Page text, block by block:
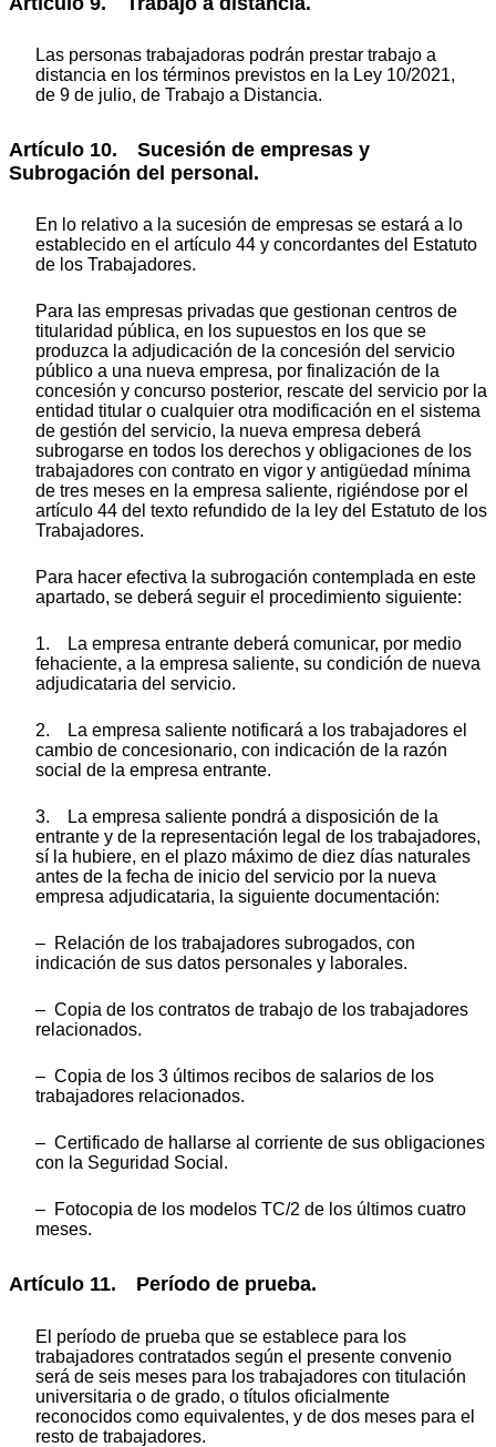
Las personas trabajadoras podrán prestar trabajo a
distancia en los términos previstos en la Ley 10/2021,
de 9 de julio, de Trabajo a Distancia.
Artículo 10. Sucesión de empresas y
Subrogación del personal.
En lo relativo a la sucesión de empresas se estará a lo
establecido en el artículo 44 y concordantes del Estatuto
de los Trabajadores.
Para las empresas privadas que gestionan centros de
titularidad pública, en los supuestos en los que se
produzca la adjudicación de la concesión del servicio
público a una nueva empresa, por finalización de la
concesión y concurso posterior, rescate del servicio por la
entidad titular o cualquier otra modificación en el sistema
de gestión del servicio, la nueva empresa deberá
subrogarse en todos los derechos y obligaciones de los
trabajadores con contrato en vigor y antigüedad mínima
de tres meses en la empresa saliente, rigiéndose por el
artículo 44 del texto refundido de la ley del Estatuto de los
Trabajadores.
Para hacer efectiva la subrogación contemplada en este
apartado, se deberá seguir el procedimiento siguiente:
1. La empresa entrante deberá comunicar, por medio
fehaciente, a la empresa saliente, su condición de nueva
adjudicataria del servicio.
2. La empresa saliente notificará a los trabajadores el
cambio de concesionario, con indicación de la razón
social de la empresa entrante.
3. La empresa saliente pondrá a disposición de la
entrante y de la representación legal de los trabajadores,
sí la hubiere, en el plazo máximo de diez días naturales
antes de la fecha de inicio del servicio por la nueva
empresa adjudicataria, la siguiente documentación:
– Relación de los trabajadores subrogados, con
indicación de sus datos personales y laborales.
– Copia de los contratos de trabajo de los trabajadores
relacionados.
– Copia de los 3 últimos recibos de salarios de los
trabajadores relacionados.
– Certificado de hallarse al corriente de sus obligaciones
con la Seguridad Social.
– Fotocopia de los modelos TC/2 de los últimos cuatro
meses.
Artículo 11. Período de prueba.
El período de prueba que se establece para los
trabajadores contratados según el presente convenio
será de seis meses para los trabajadores con titulación
universitaria o de grado, o títulos oficialmente
reconocidos como equivalentes, y de dos meses para el
resto de trabajadores.